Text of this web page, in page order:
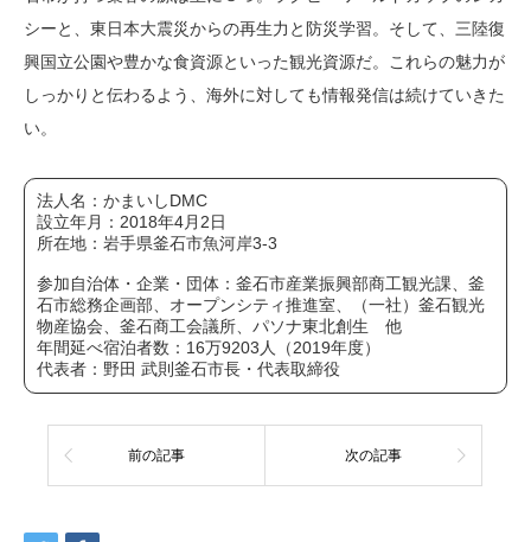
シーと、東日本大震災からの再生力と防災学習。そして、三陸復
興国立公園や豊かな食資源といった観光資源だ。これらの魅力が
しっかりと伝わるよう、海外に対しても情報発信は続けていきた
い。
法人名：かまいしDMC
設立年月：2018年4月2日
所在地：岩手県釜石市魚河岸3-3
参加自治体・企業・団体：釜石市産業振興部商工観光課、釜
石市総務企画部、オープンシティ推進室、（一社）釜石観光
物産協会、釜石商工会議所、パソナ東北創生 他
年間延べ宿泊者数：16万9203人（2019年度）
代表者：野田 武則釜石市長・代表取締役
前の記事 次の記事